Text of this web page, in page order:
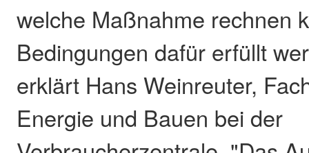
welche Maßnahme rechnen
Bedingungen dafür erfüllt
erklärt Hans Weinreuter,
Energie und Bauen bei der